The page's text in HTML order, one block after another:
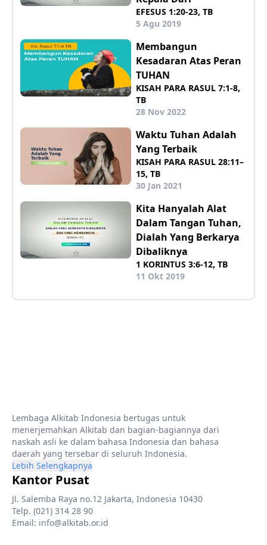
EFESUS 1:20-23, TB
5 Agu 2019
Membangun
Kesadaran Atas Peran
TUHAN
KISAH PARA RASUL 7:1-8,
TB
28 Nov 2022
Waktu Tuhan Adalah
Yang Terbaik
KISAH PARA RASUL 28:11–
15, TB
30 Jan 2021
Kita Hanyalah Alat
Dalam Tangan Tuhan,
Dialah Yang Berkarya
Dibaliknya
1 KORINTUS 3:6-12, TB
11 Okt 2019
Lembaga Alkitab Indonesia bertugas untuk
menerjemahkan Alkitab dan bagian-bagiannya dari
naskah asli ke dalam bahasa Indonesia dan bahasa
daerah yang tersebar di seluruh Indonesia.
Lebih Selengkapnya
Kantor Pusat
Jl. Salemba Raya no.12 Jakarta, Indonesia 10430
Telp. (021) 314 28 90
Email: info@alkitab.or.id